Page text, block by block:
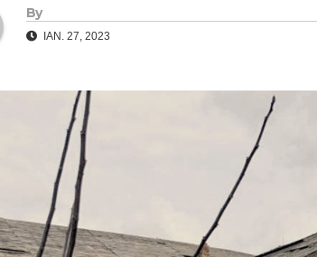
By
IAN. 27, 2023